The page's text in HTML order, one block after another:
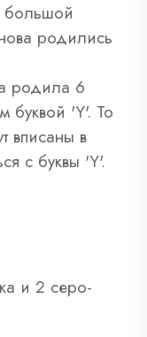
большой
родились
родила 6
буквой 'Y'. То
вписаны в
с буквы 'Y'.
и 2 серо-